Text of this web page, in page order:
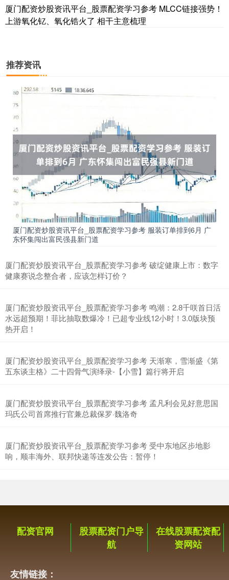
国债指数 229.59 -0.00
期指IC0 7730.00 -1.00 -0.01%
上证综指
深证成指 14110.12 -34.08 -0.24%
厦门配资炒股资讯平台_股票配资学习参考 MLCC链接强势！
上游氧化钇、氧化锆火了 相干主意梳理
推荐资讯
厦门配资炒股资讯平台_股票配资学习参考 服装订单排到6月 广
东怀集闯出富民强县新门道
厦门配资炒股资讯平台_股票配资学习参考 破绽健康上市：数字
健康赛说念整合者，应该怎样订价？
厦门配资炒股资讯平台_股票配资学习参考 鸣潮：2.8千咲首日活
水远超预期！菲比抽取数爆冷！已超专业线12小时！3.0版块预
热开启！
厦门配资炒股资讯平台_股票配资学习参考 天渐寒，雪渐盛《第
五东谈主格》二十四骨气演绎录-【小雪】篇行将开启
厦门配资炒股资讯平台_股票配资学习参考 孟凡利会见好意思国
玛氏公司首席推行官兼总裁保罗·魏洛奇
厦门配资炒股资讯平台_股票配资学习参考 受中东地区步地影
响，顺丰海外、联邦快递等连发公告：暂停！
配资官网
股票配资门户导
航
在线股票配资配
资网站
友情链接：